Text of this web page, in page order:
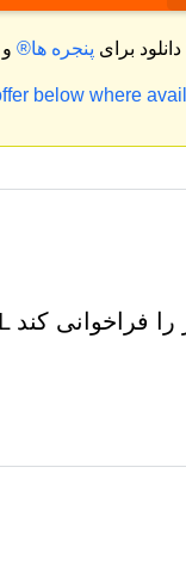
دانلود برای پنجره ها® و
below where